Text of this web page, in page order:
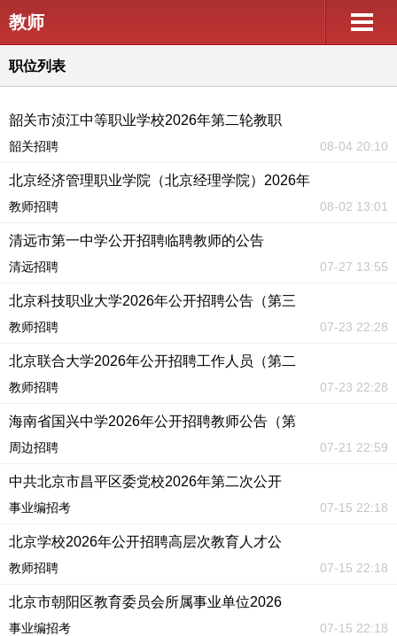
教师
职位列表
韶关市浈江中等职业学校2026年第二轮教职
韶关招聘 08-04 20:10
北京经济管理职业学院（北京经理学院）2026年
教师招聘 08-02 13:01
清远市第一中学公开招聘临聘教师的公告
清远招聘 07-27 13:55
北京科技职业大学2026年公开招聘公告（第三
教师招聘 07-23 22:28
北京联合大学2026年公开招聘工作人员（第二
教师招聘 07-23 22:28
海南省国兴中学2026年公开招聘教师公告（第
周边招聘 07-21 22:59
中共北京市昌平区委党校2026年第二次公开
事业编招考 07-15 22:18
北京学校2026年公开招聘高层次教育人才公
教师招聘 07-15 22:18
北京市朝阳区教育委员会所属事业单位2026
事业编招考 07-15 22:18